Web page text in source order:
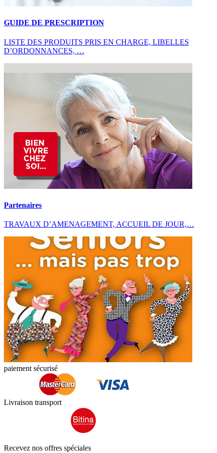
GUIDE DE PRESCRIPTION
LISTE DES PRODUITS PRIS EN CHARGE, LIBELLES
D’ORDONNANCES, …
Partenaires
TRAVAUX D’AMENAGEMENT, ACCUEIL DE JOUR,…
paiement sécurisé
Livraison transport
Recevez nos offres spéciales